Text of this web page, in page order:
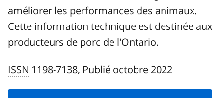
améliorer les performances des animaux.
Cette information technique est destinée aux
producteurs de porc de l'Ontario.
ISSN 1198-7138, Publié octobre 2022